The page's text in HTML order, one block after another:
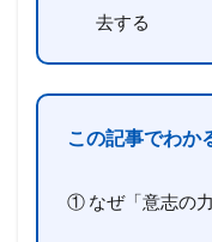
去する
この記事でわか
① なぜ「意志の